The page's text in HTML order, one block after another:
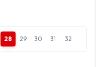
28 29 30 31 32
close